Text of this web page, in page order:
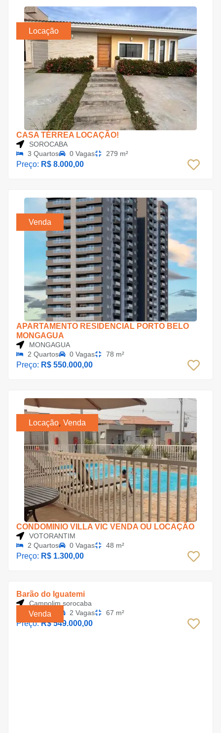
Locação
CASA TÉRREA LOCAÇÃO!
SOROCABA
3 Quartos
0 Vagas 279 m²
Preço: R$ 8.000,00
Venda
APARTAMENTO RESIDENCIAL PORTO BELO
MONGAGUA
MONGAGUA
2 Quartos
0 Vagas 78 m²
Preço: R$ 550.000,00
Locação, Venda
CONDOMINIO VILLA VIC VENDA OU LOCAÇÃO
VOTORANTIM
2 Quartos
0 Vagas 48 m²
Preço: R$ 1.300,00
Venda
Barão do Iguatemi
Campolim sorocaba
3 Quartos
2 Vagas 67 m²
Preço:R$ 549.000,00